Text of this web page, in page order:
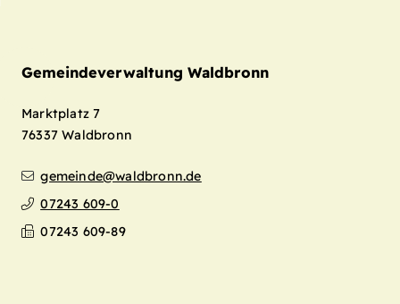
Gemeindeverwaltung Waldbronn
Marktplatz 7
76337 Waldbronn
gemeinde@waldbronn.de
07243 609-0
07243 609-89